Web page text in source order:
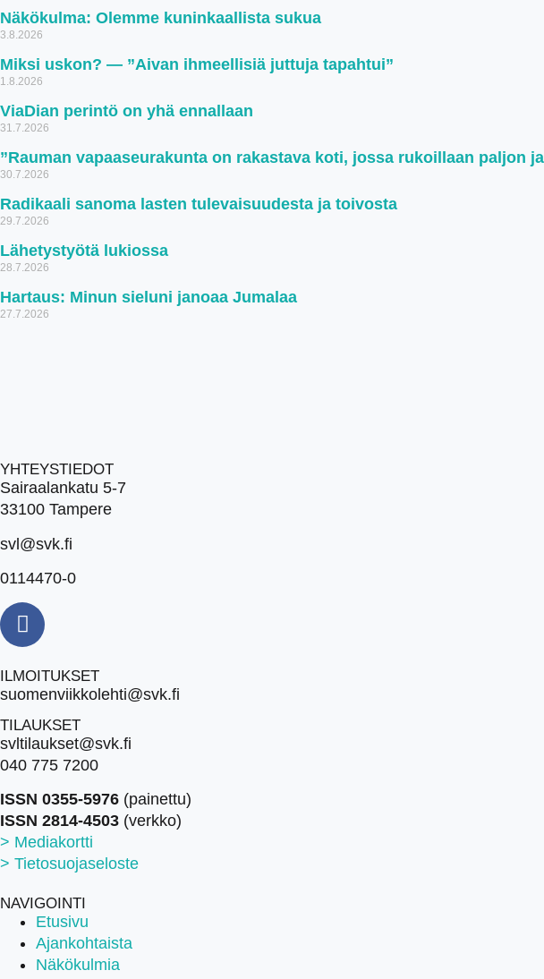
Näkökulma: Olemme kuninkaallista sukua
3.8.2026
Miksi uskon? — ”Aivan ihmeellisiä juttuja tapahtui”
1.8.2026
ViaDian perintö on yhä ennallaan
31.7.2026
”Rauman vapaaseurakunta on rakastava koti, jossa rukoillaan paljon
30.7.2026
Radikaali sanoma lasten tulevaisuudesta ja toivosta
29.7.2026
Lähetystyötä lukiossa
28.7.2026
Hartaus: Minun sieluni janoaa Jumalaa
27.7.2026
YHTEYSTIEDOT
Sairaalankatu 5-7
33100 Tampere
svl@svk.fi
0114470-0
ILMOITUKSET
suomenviikkolehti@svk.fi
TILAUKSET
svltilaukset@svk.fi
040 775 7200
ISSN 0355-5976 (painettu)
ISSN 2814-4503 (verkko)
> Mediakortti
> Tietosuojaseloste
NAVIGOINTI
Etusivu
Ajankohtaista
Näkökulmia